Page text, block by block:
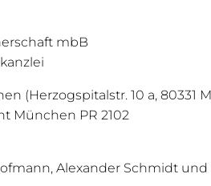
mbB
(Herzogspitalstr. 10 a, 80331
München PR 2102
Alexander Schmidt